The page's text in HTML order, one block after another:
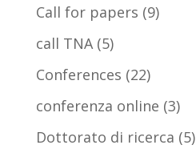
Call for papers (9)
call TNA(5)
Conferences (22)
conferenza online (3)
Dottorato di ricerca (5)